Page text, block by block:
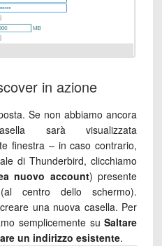
in azione
Se non abbiamo ancora
sarà visualizzata
finestra – in caso contrario,
di Thunderbird, clicchiamo
nuovo account) presente
centro dello schermo).
una nuova casella. Per
semplicemente suSaltare
un indirizzo esistente.